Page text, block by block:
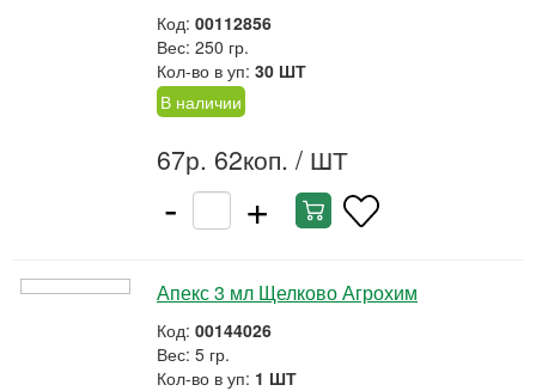
Код: 00112856
Вес: 250 гр.
Кол-во в уп: 30 ШТ
В наличии
67р. 62коп. / ШТ
- +
Апекс 3 мл Щелково Агрохим
Код: 00144026
Вес: 5 гр.
Кол-во в уп: 1 ШТ